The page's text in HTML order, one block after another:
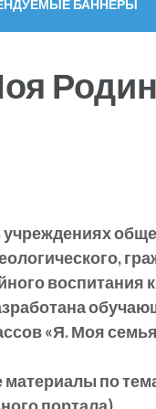
БАННЕРЫ
воспитания
«Я. Моя
по